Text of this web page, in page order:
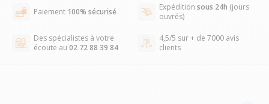
Paiement 100% sécurisé Expédition sous 24h (jours
ouvrés)
Des spécialistes à votre
écoute au 02 72 88 39 84
4,5/5 sur + de 7000 avis
clients